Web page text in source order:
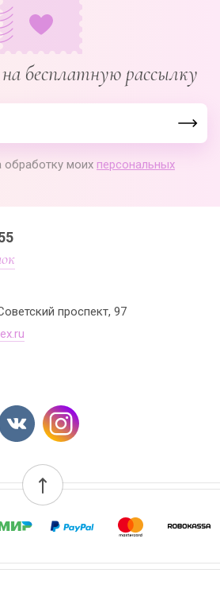
бесплатную рассылку
обработку моих персональных
проспект, 97